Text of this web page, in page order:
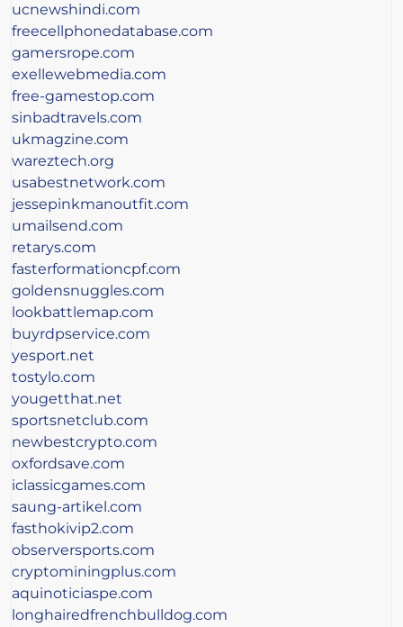
ucnewshindi.com
freecellphonedatabase.com
gamersrope.com
exellewebmedia.com
free-gamestop.com
sinbadtravels.com
ukmagzine.com
wareztech.org
usabestnetwork.com
jessepinkmanoutfit.com
umailsend.com
retarys.com
fasterformationcpf.com
goldensnuggles.com
lookbattlemap.com
buyrdpservice.com
yesport.net
tostylo.com
yougetthat.net
sportsnetclub.com
newbestcrypto.com
oxfordsave.com
iclassicgames.com
saung-artikel.com
fasthokivip2.com
observersports.com
cryptominingplus.com
aquinoticiaspe.com
longhairedfrenchbulldog.com